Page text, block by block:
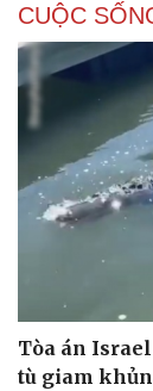
CUỘC
Tòa án
tù giam